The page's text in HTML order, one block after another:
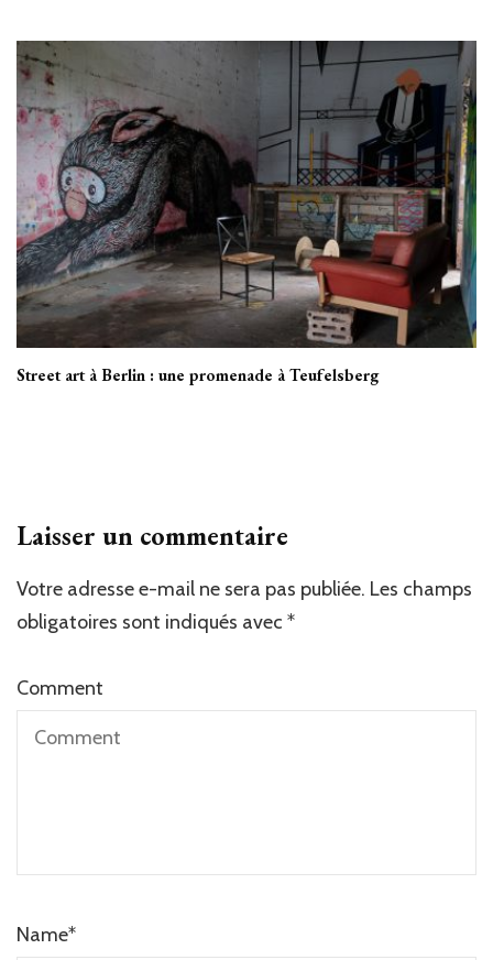
Street art à Berlin : une promenade à Teufelsberg
Laisser un commentaire
Votre adresse e-mail ne sera pas publiée. Les champs
obligatoires sont indiqués avec *
Comment
Name*